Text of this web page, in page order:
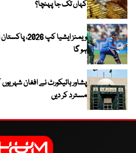
کہاں تک جا پہنچا؟
ویمنز ایشیا
ہو گا
پشاور ہائیکورٹ نے افغان
مسترد کر دیں